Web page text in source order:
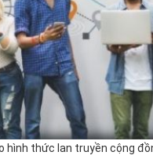
hình thức lan truyền cộng